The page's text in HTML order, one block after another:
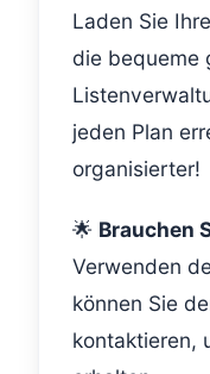
Laden Sie
die bequeme
jeden Plan
organisierter!
🌟 Brauchen
Verwenden
können Sie
kontaktieren,